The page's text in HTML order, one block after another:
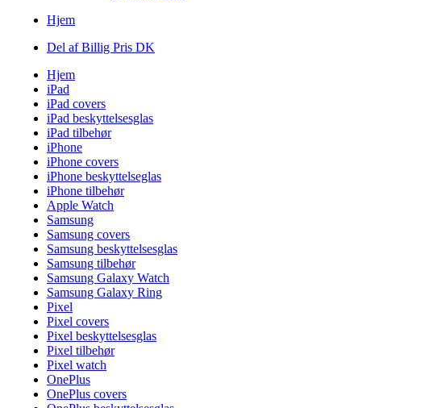
Hjem
Del af Billig Pris DK
Hjem
iPad
iPad covers
iPad beskyttelsesglas
iPad tilbehør
iPhone
iPhone covers
iPhone beskyttelseglas
iPhone tilbehør
Apple Watch
Samsung
Samsung covers
Samsung beskyttelsesglas
Samsung tilbehør
Samsung Galaxy Watch
Samsung Galaxy Ring
Pixel
Pixel covers
Pixel beskyttelsesglas
Pixel tilbehør
Pixel watch
OnePlus
OnePlus covers